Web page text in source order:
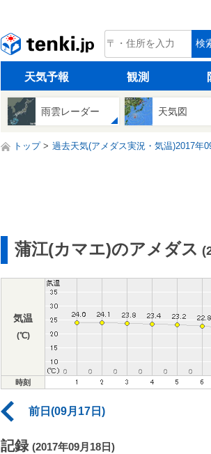
tenki.jp 検
天気予報 観測
雨雲レーダー 天気図
トップ 過去天気(アメダス実況・気温)2017年
蒲江(カマエ)のアメダス
気温
(℃)
時刻
前日(09月17日)
記録 (2017年09月18日)